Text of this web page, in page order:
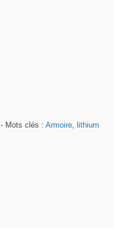
- Mots clés : Armoire lithium